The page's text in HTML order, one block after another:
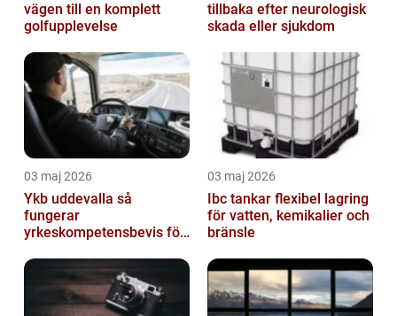
vägen till en komplett
golfupplevelse
tillbaka efter neurologisk
skada eller sjukdom
03 maj 2026
Ykb uddevalla så
fungerar
yrkeskompetensbevis för
03 maj 2026
Ibc tankar flexibel lagring
för vatten, kemikalier och
bränsle